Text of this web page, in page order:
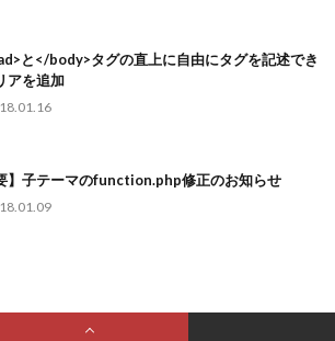
と</body>タグの直上に自由にタグを記述でき
アを追加
】子テーマのfunction.php修正のお知らせ